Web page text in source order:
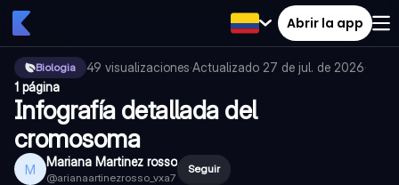
Abrir la app
Biologia 49 visualizaciones·Actualizado 27 de jul. de 2026·
1 página
Infografía detallada del
cromosoma
M Mariana Martinez rosso
@arianaartinezrosso_vxa7
Seguir